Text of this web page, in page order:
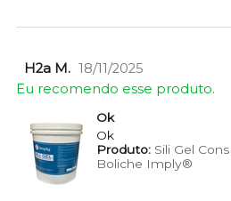
H2a M. 18/11/2025
Eu recomendo esse produto.
Ok
Ok
Produto:Sili Gel
Boliche Imply®